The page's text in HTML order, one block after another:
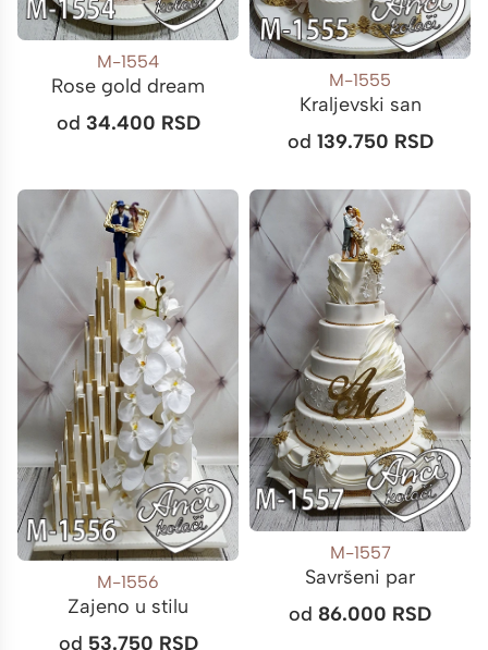
M-1554
Rose gold dream
od 34.400 RSD
M-1555
Kraljevski san
od 139.750 RSD
M-1556
Zajeno u stilu
od 53.750 RSD
M-1557
Savršeni par
od 86.000 RSD